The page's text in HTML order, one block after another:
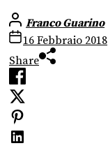
Franco Guarino
16 Febbraio 2018
Share